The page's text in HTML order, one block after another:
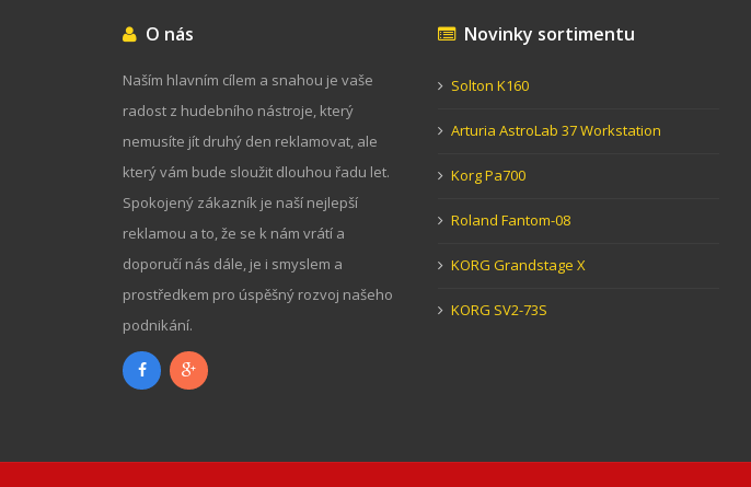
O nás
Naším hlavním cílem a snahou je vaše
radost z hudebního nástroje, který
nemusíte jít druhý den reklamovat, ale
který vám bude sloužit dlouhou řadu let.
Spokojený zákazník je naší nejlepší
reklamou a to, že se k nám vrátí a
doporučí nás dále, je i smyslem a
prostředkem pro úspěšný rozvoj našeho
podnikání.
Novinky sortimentu
Solton K160
Arturia AstroLab 37 Workstation
Korg Pa700
Roland Fantom-08
KORG Grandstage X
KORG SV2-73S